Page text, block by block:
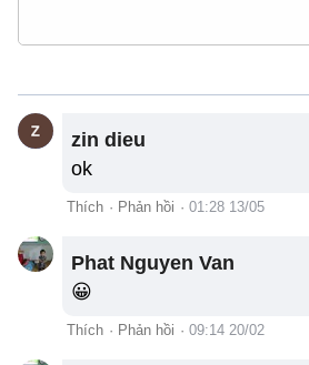
zin dieu
ok
Thích · Phản hồi · 01:28 13/05
Phat Nguyen Van
😀
Thích · Phản hồi · 09:14 20/02